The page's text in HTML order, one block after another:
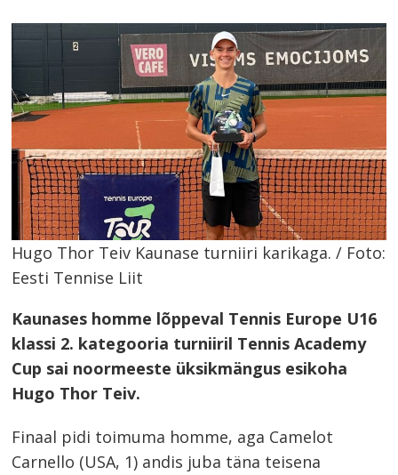
Hugo Thor Teiv Kaunase turniiri karikaga. / Foto:
Eesti Tennise Liit
Kaunases homme lõppeval Tennis Europe U16
klassi 2. kategooria turniiril Tennis Academy
Cup sai noormeeste üksikmängus esikoha
Hugo Thor Teiv.
Finaal pidi toimuma homme, aga Camelot
Carnello (USA, 1) andis juba täna teisena